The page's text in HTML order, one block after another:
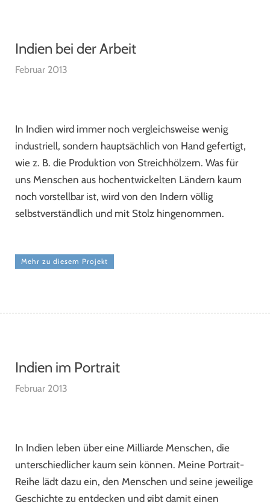
Indien bei der Arbeit
Februar 2013
In Indien wird immer noch vergleichsweise wenig
industriell, sondern hauptsächlich von Hand gefertigt,
wie z. B. die Produktion von Streichhölzern. Was für
uns Menschen aus hochentwickelten Ländern kaum
noch vorstellbar ist, wird von den Indern völlig
selbstverständlich und mit Stolz hingenommen.
Mehr zu diesem Projekt
Indien im Portrait
Februar 2013
In Indien leben über eine Milliarde Menschen, die
unterschiedlicher kaum sein können. Meine Portrait-
Reihe lädt dazu ein, den Menschen und seine jeweilige
Geschichte zu entdecken und gibt damit einen